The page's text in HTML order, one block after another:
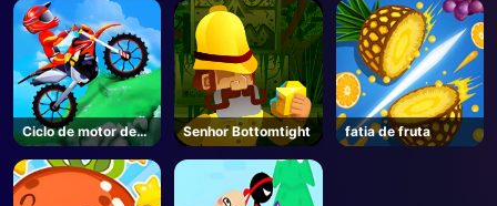
Steam
Ciclo de motor de
acrobacia
Senhor Bottomtight fatia de fruta